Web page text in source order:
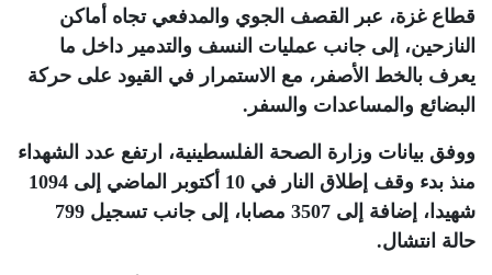
قطاع غزة، عبر القصف الجوي والمدفعي تجاه أماكن
النازحين، إلى جانب عمليات النسف والتدمير داخل ما
يعرف بالخط الأصفر، مع الاستمرار في القيود على حركة
البضائع والمساعدات والسفر .
ووفق بيانات وزارة الصحة الفلسطينية، ارتفع عدد الشهداء
منذ بدء وقف إطلاق النار في 10 أكتوبر الماضي إلى 1094
شهيدا، إضافة إلى 3507 مصابا، إلى جانب تسجيل 799
حالة انتشال.